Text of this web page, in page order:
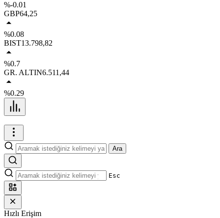
%-0.01
GBP64,25
%0.08
BIST13.798,82
%0.7
GR. ALTIN6.511,44
%0.29
Ara
Esc
Hızlı Erişim